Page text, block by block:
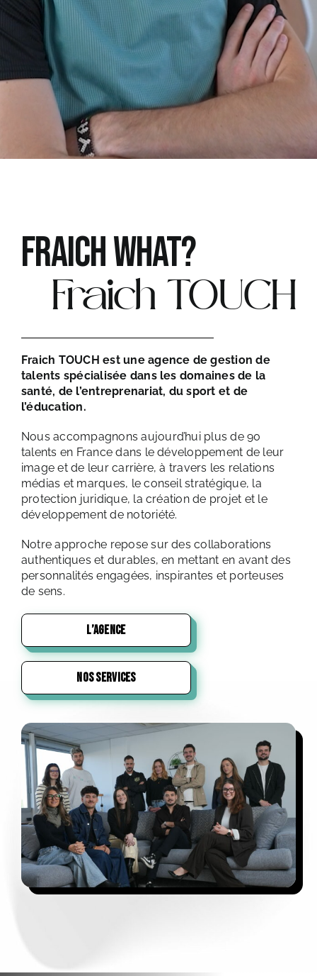
FRAICH WHAT?
Fraich TOUCH
Fraich TOUCH est une agence de gestion de
talents spécialisée dans les domaines de la
santé, de l’entreprenariat, du sport et de
l’éducation.
Nous accompagnons aujourd’hui plus de 90
talents en France dans le développement de leur
image et de leur carrière, à travers les relations
médias et marques, le conseil stratégique, la
protection juridique, la création de projet et le
développement de notoriété.
Notre approche repose sur des collaborations
authentiques et durables, en mettant en avant des
personnalités engagées, inspirantes et porteuses
de sens.
L’AGENCE
NOS SERVICES